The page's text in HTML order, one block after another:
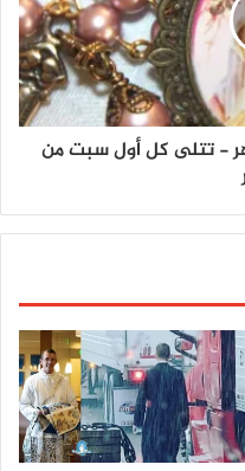
- تتلى كل أول سبت من